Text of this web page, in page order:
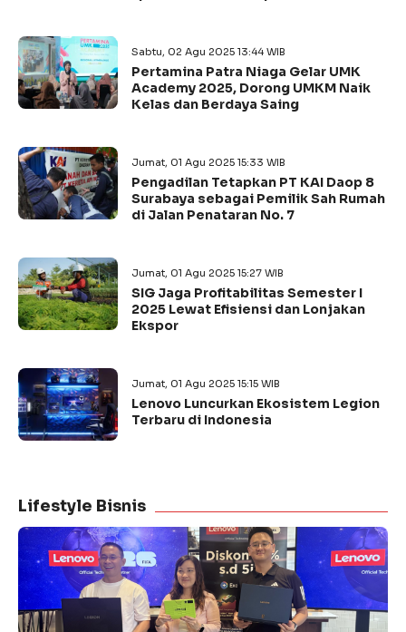
Sabtu, 02 Agu 2025 13:44 WIB
Pertamina Patra Niaga Gelar UMK
Academy 2025, Dorong UMKM Naik
Kelas dan Berdaya Saing
Jumat, 01 Agu 2025 15:33 WIB
Pengadilan Tetapkan PT KAI Daop 8
Surabaya sebagai Pemilik Sah Rumah
di Jalan Penataran No. 7
Jumat, 01 Agu 2025 15:27 WIB
SIG Jaga Profitabilitas Semester I
2025 Lewat Efisiensi dan Lonjakan
Ekspor
Jumat, 01 Agu 2025 15:15 WIB
Lenovo Luncurkan Ekosistem Legion
Terbaru di Indonesia
Lifestyle Bisnis